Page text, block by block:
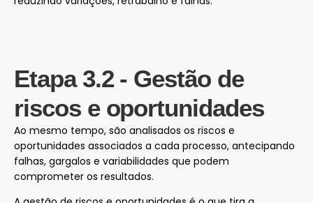
Etapa 3.2 - Gestão de
riscos e oportunidades
Ao mesmo tempo, são analisados os riscos e
oportunidades associados a cada processo, antecipando
falhas, gargalos e variabilidades que podem
comprometer os resultados.